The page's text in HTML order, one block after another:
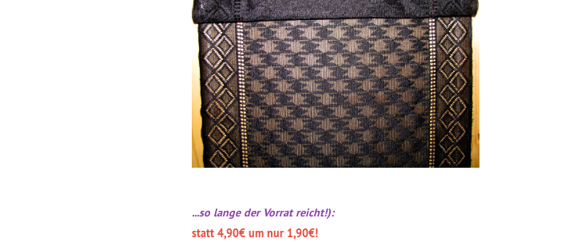
...so lange der Vorrat reicht!):
statt 4,90€ um nur 1,90€!